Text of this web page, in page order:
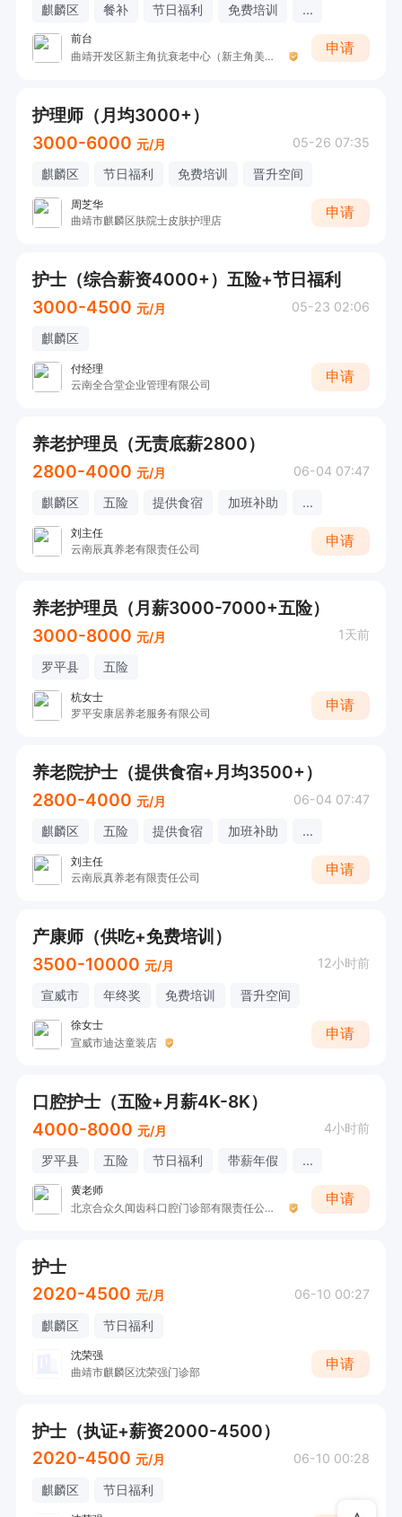
麒麟区 餐补 节日福利 免费培训 ...
前台
曲靖开发区新主角抗衰老中心（新主角美容SPA）
申请
护理师（月均3000+）
3000-6000 元/月 05-26 07:35
麒麟区 节日福利 免费培训 晋升空间
周芝华
曲靖市麒麟区肤院士皮肤护理店
申请
护士（综合薪资4000+）五险+节日福利
3000-4500 元/月 05-23 02:06
麒麟区
付经理
云南全合堂企业管理有限公司
申请
养老护理员（无责底薪2800）
2800-4000 元/月 06-04 07:47
麒麟区 五险 提供食宿 加班补助 ...
刘主任
云南辰真养老有限责任公司
申请
养老护理员（月薪3000-7000+五险）
3000-8000 元/月 1天前
罗平县 五险
杭女士
罗平安康居养老服务有限公司
申请
养老院护士（提供食宿+月均3500+）
2800-4000 元/月 06-04 07:47
麒麟区 五险 提供食宿 加班补助 ...
刘主任
云南辰真养老有限责任公司
申请
产康师（供吃+免费培训）
3500-10000 元/月 12小时前
宣威市 年终奖 免费培训 晋升空间
徐女士
宣威市迪达童装店
申请
口腔护士（五险+月薪4K-8K）
4000-8000 元/月 4小时前
罗平县 五险 节日福利 带薪年假 ...
黄老师
北京合众久闻齿科口腔门诊部有限责任公司罗平口腔门诊部
申请
护士
2020-4500 元/月 06-10 00:27
麒麟区 节日福利
沈荣强
曲靖市麒麟区沈荣强门诊部
申请
护士（执证+薪资2000-4500）
2020-4500 元/月 06-10 00:28
麒麟区 节日福利